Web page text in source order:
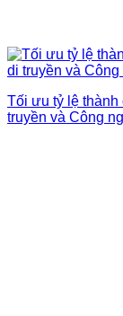
Tối ưu tỷ lệ
truyền và Công